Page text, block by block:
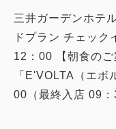
残り1室
三井ガーデンホテ
ドプラン チェッ
12：00 【朝食の
「E'VOLTA（エボ
00（最終入店 09：